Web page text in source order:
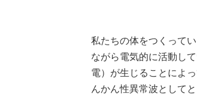
私たちの体をつくって
ながら電気的に活動し
電）が生じることによ
んかん性異常波として